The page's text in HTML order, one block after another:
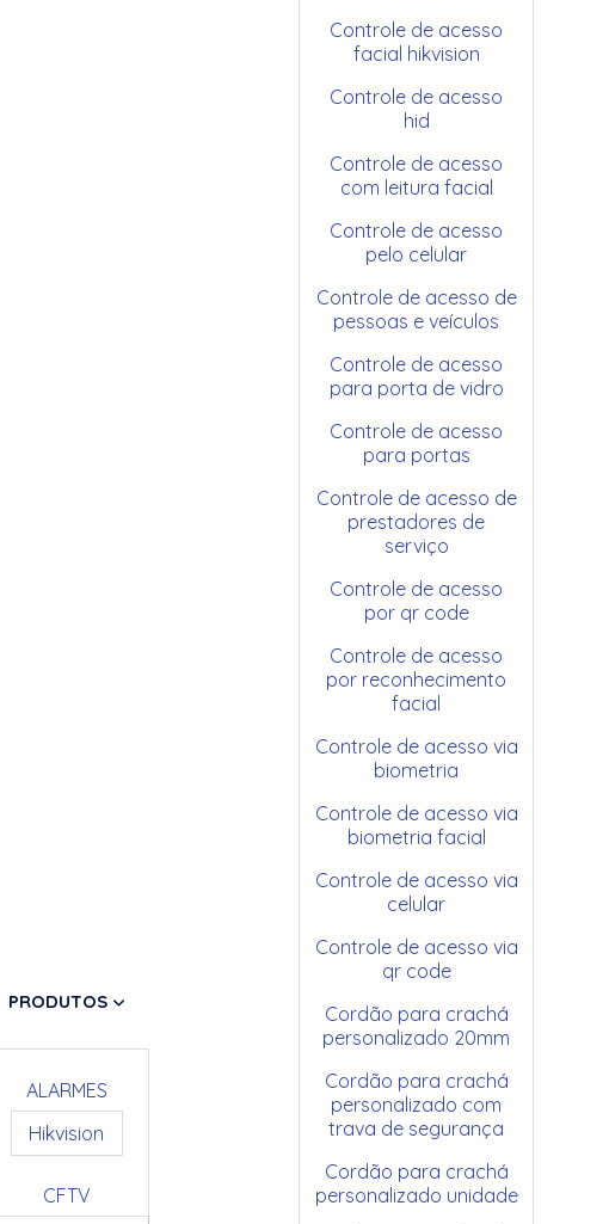
PRODUTOS
ALARMES
Hikvision
CFTV
Controle de acesso
facial hikvision
Controle de acesso
hid
Controle de acesso
com leitura facial
Controle de acesso
pelo celular
Controle de acesso de
pessoas e veículos
Controle de acesso
para porta de vidro
Controle de acesso
para portas
Controle de acesso de
prestadores de
serviço
Controle de acesso
por qr code
Controle de acesso
por reconhecimento
facial
Controle de acesso via
biometria
Controle de acesso via
biometria facial
Controle de acesso via
celular
Controle de acesso via
qr code
Cordão para crachá
personalizado 20mm
Cordão para crachá
personalizado com
trava de segurança
Cordão para crachá
personalizado unidade